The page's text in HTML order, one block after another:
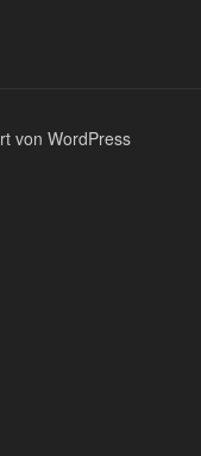
von WordPress